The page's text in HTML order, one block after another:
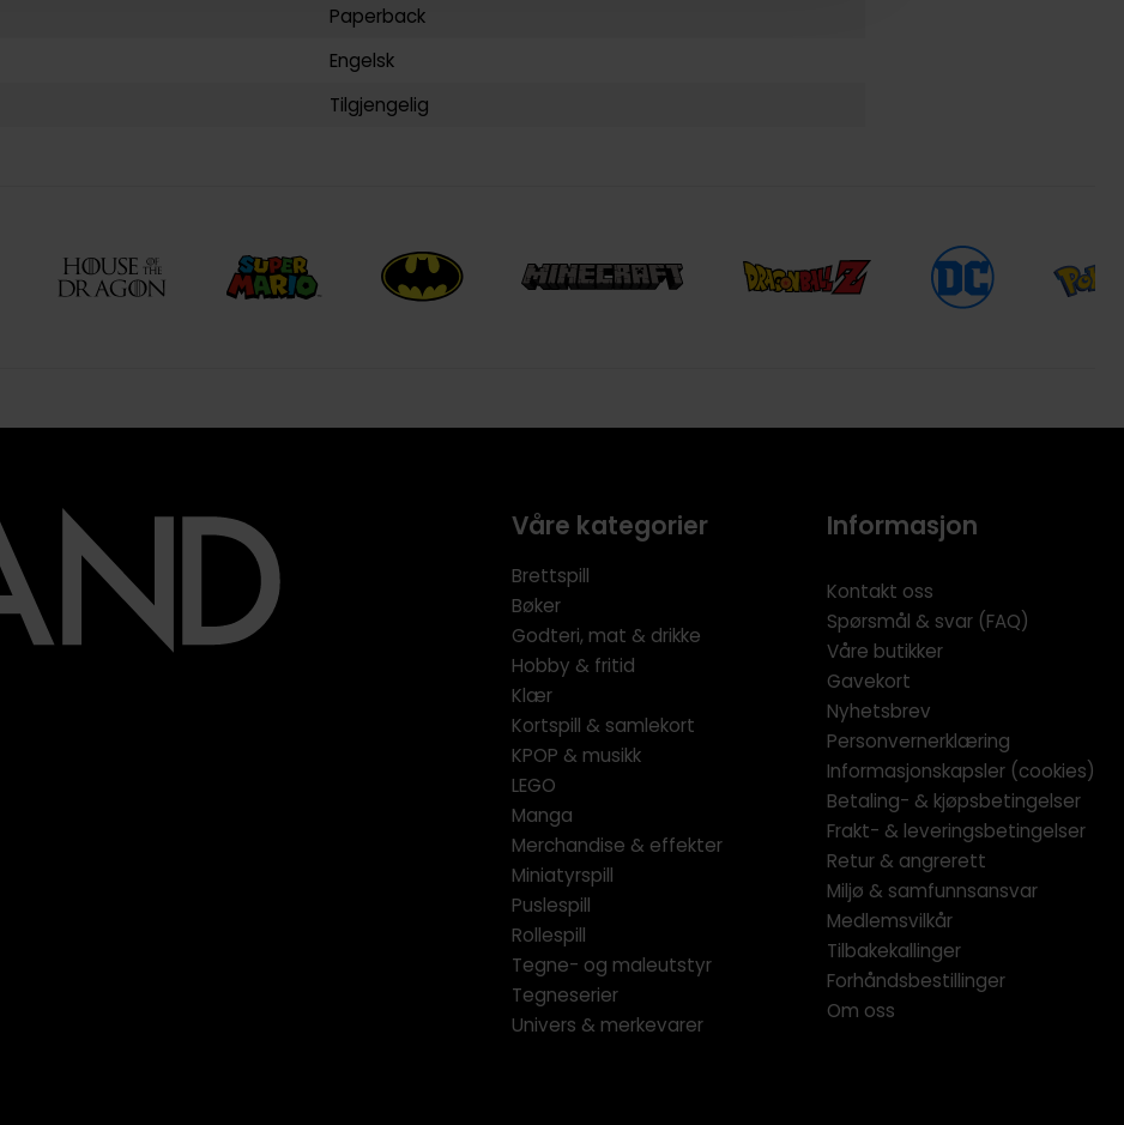
Paperback
Engelsk
Tilgjengelig
Våre kategorier
Brettspill
Bøker
Godteri, mat & drikke
Hobby & fritid
Klær
Kortspill & samlekort
KPOP & musikk
LEGO
Manga
Merchandise & effekter
Miniatyrspill
Puslespill
Rollespill
Tegne- og maleutstyr
Tegneserier
Univers & merkevarer
Informasjon
Kontakt oss
Spørsmål & svar (FAQ)
Våre butikker
Gavekort
Nyhetsbrev
Personvernerklæring
Informasjonskapsler (cookies)
Betaling- & kjøpsbetingelser
Frakt- & leveringsbetingelser
Retur & angrerett
Miljø & samfunnsansvar
Medlemsvilkår
Tilbakekallinger
Forhåndsbestillinger
Om oss